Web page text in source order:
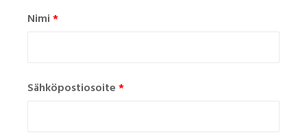
Nimi*
Sähköpostiosoite*